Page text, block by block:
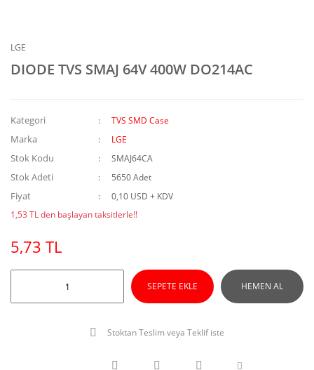
LGE
DIODE TVS SMAJ 64V 400W DO214AC
Kategori TVS SMD Case
Marka LGE
Stok Kodu SMAJ64CA
Stok Adeti 5650 Adet
Fiyat
0,10 USD + KDV
1,53 TL den başlayan taksitlerle!!
5,73 TL
SEPETE EKLE HEMEN AL
Stoktan Teslim veya Teklif iste